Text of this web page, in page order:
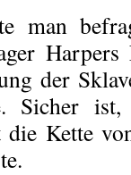
man
der
Sicher
Kette